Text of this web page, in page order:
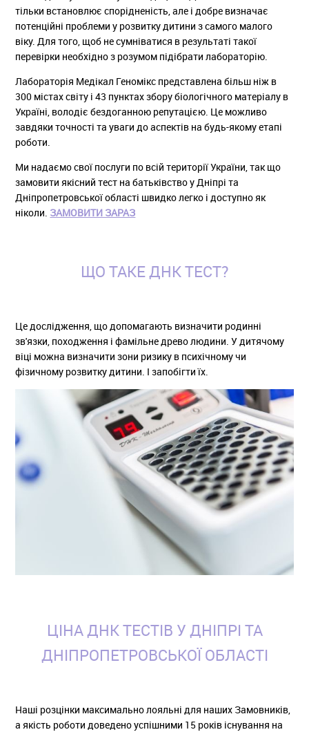
тільки встановлює спорідненість, але і добре визначає
потенційні проблеми у розвитку дитини з самого малого
віку. Для того, щоб не сумніватися в результаті такої
перевірки необхідно з розумом підібрати лабораторію.
Лабораторія Медікал Геномікс представлена більш ніж в
300 містах світу і 43 пунктах збору біологічного матеріалу в
Україні, володіє бездоганною репутацією. Це можливо
завдяки точності та уваги до аспектів на будь-якому етапі
роботи.
Ми надаємо свої послуги по всій території України, так що
замовити якісний тест на батьківство у Дніпрі та
Дніпропетровської області швидко легко і доступно як
ніколи. ЗАМОВИТИ ЗАРАЗ
ЩО ТАКЕ ДНК ТЕСТ?
Це дослідження, що допомагають визначити родинні
зв'язки, походження і фамільне древо людини. У дитячому
віці можна визначити зони ризику в психічному чи
фізичному розвитку дитини. І запобігти їх.
ЦІНА ДНК ТЕСТІВ У ДНІПРІ ТА
ДНІПРОПЕТРОВСЬКОЇ ОБЛАСТІ
Наші розцінки максимально лояльні для наших Замовників,
а якість роботи доведено успішними 15 років існування на